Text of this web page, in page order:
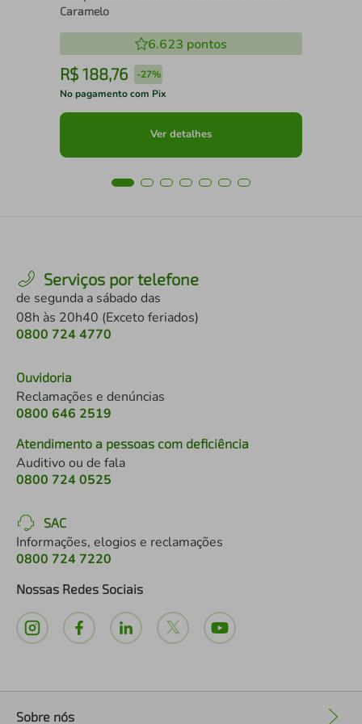
Caramelo
6.623 pontos
R$ 188,76 -27%
No pagamento com Pix
Ver detalhes
Serviços por telefone
de segunda a sábado das
08h às 20h40 (Exceto feriados)
0800 724 4770
Ouvidoria
Reclamações e denúncias
0800 646 2519
Atendimento a pessoas com deficiência
Auditivo ou de fala
0800 724 0525
SAC
Informações, elogios e reclamações
0800 724 7220
Nossas Redes Sociais
Sobre nós